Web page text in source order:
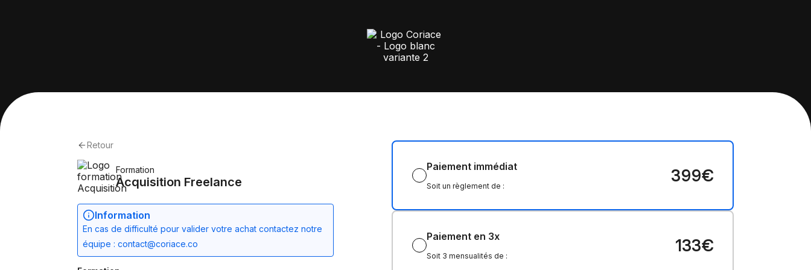
Retour
Formation
Acquisition Freelance
Information
En cas de difficulté pour valider votre achat contactez notre
équipe : contact@coriace.co
Paiement immédiat
Soit un règlement de : 399€
Paiement en 3x
Soit 3 mensualités de : 133€